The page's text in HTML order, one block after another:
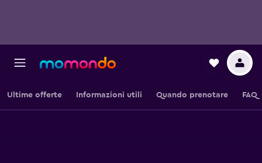
Ultime offerte Informazioni utili Quando prenotare FAQ